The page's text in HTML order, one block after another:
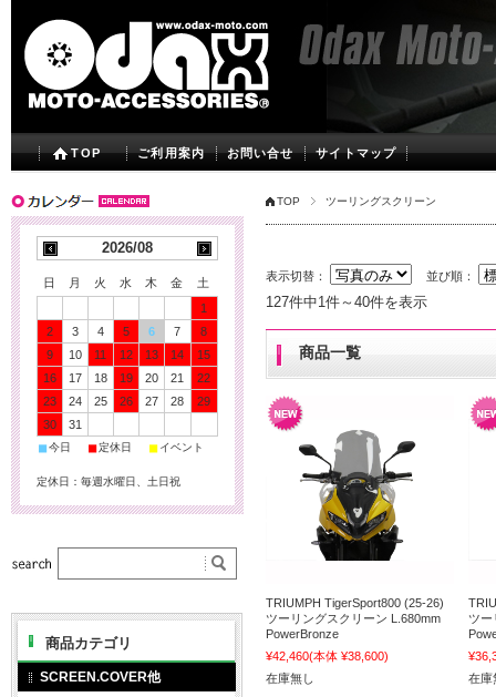
TOP ご利用案内 お問い合せ サイトマップ
TOP ツーリングスクリーン
表示切替： 並び順：
127件中1件～40件を表示
商品一覧
TRIUMPH TigerSport800 (25-26)
ツーリングスクリーン L.680mm
PowerBronze
¥42,460(本体 ¥38,600)
在庫無し
ツ
在庫
2026/08
日 月 火 水 木 金
土
1
2
3 4 5 6 7
8
9
10 11 12 13 14
15
16
17 18 19 20 21
22
23
24 25 26 27 28
29
30
31
■今日 ■定休日 ■ イベント
定休日：毎週水曜日、土日祝
商品カテゴリ
SCREEN.COVER他